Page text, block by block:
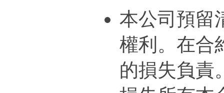
本公司預留
權利。在合
的損失負責